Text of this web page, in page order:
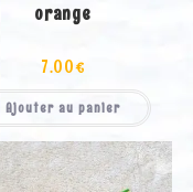
orange
7.00€
Ajouter au panier